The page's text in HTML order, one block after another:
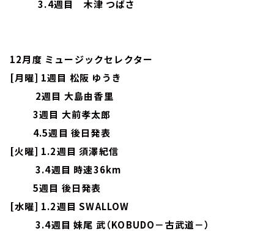
3.4週目 木津 つばさ
12月度 ミュージックセレクター
[月曜] 1週目 松阪 ゆうき
2週目 大島由香里
3週目 大前孝太郎
4.5週目 後日発表
[火曜] 1.2週目 須澤紀信
3.4週目 時速36km
5週目 後日発表
[水曜] 1.2週目 SWALLOW
3.4週目 妹尾 武（KOBUDO－古武道－）